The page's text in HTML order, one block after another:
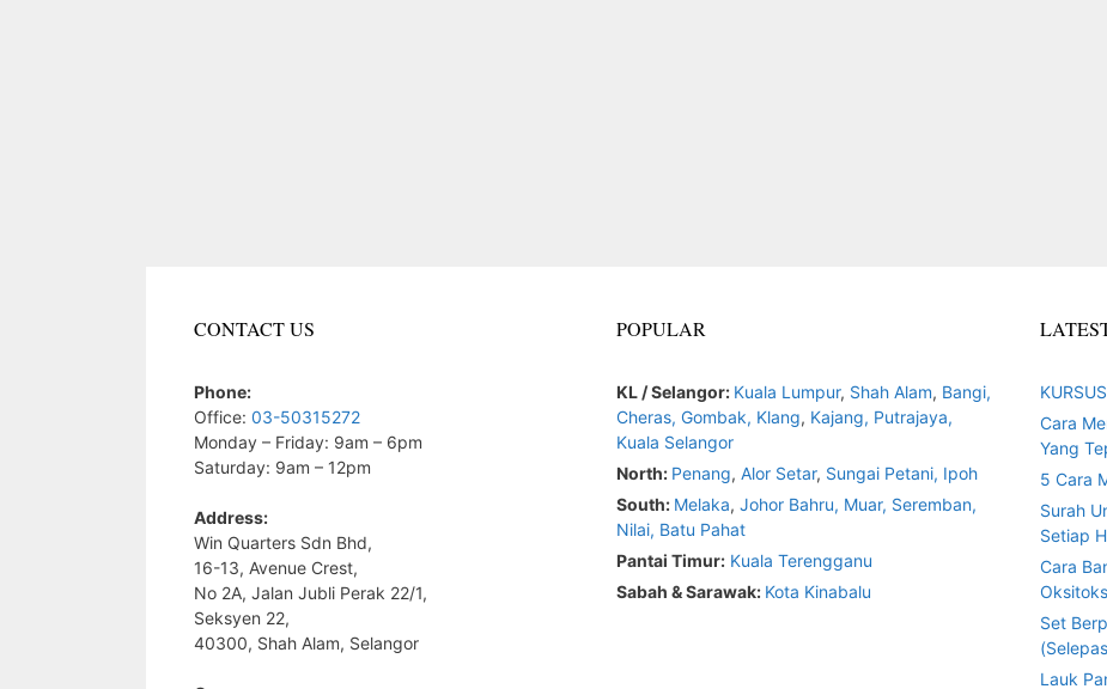
CONTACT US
Phone:
Office: 03-50315272
Monday – Friday: 9am – 6pm
Saturday: 9am – 12pm
Address:
Win Quarters Sdn Bhd,
16-13, Avenue Crest,
No 2A, Jalan Jubli Perak 22/1,
Seksyen 22,
40300, Shah Alam, Selangor
POPULAR
KL / Selangor: Kuala Lumpur, Shah Alam, Bangi,
Cheras, Gombak, Klang, Kajang, Putrajaya,
Kuala Selangor
North: Penang,Alor Setar, Sungai Petani, Ipoh
South: Melaka,Johor Bahru, Muar, Seremban,
Nilai, Batu Pahat
Pantai Timur: Kuala Terengganu
Sabah & Sarawak: Kota Kinabalu
Cara
Yang
5 Cara
Surah
Setiap
Cara
Set
Lauk